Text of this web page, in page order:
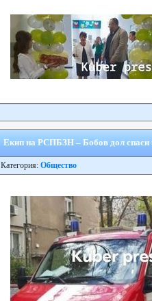
Екип на РСПБЗН – Бобов дол спаси
Категория: Общество